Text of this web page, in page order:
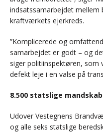
indsatssamarbejdet mellem
kraftværkets ejerkreds.
”Komplicerede og
samarbejdet er godt – og
siger politiinspektøren, som
defekt leje i en valse på
8.500 statslige
Udover Vestegnens
og alle seks statslige